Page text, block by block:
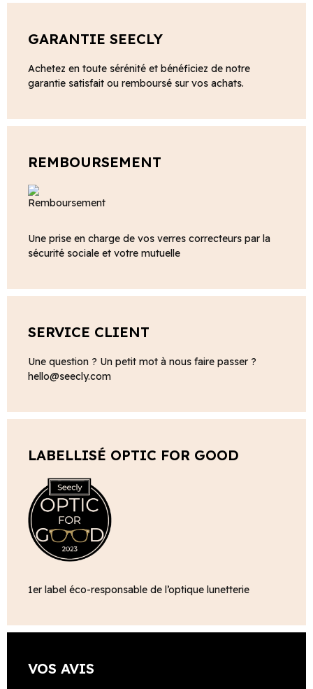
GARANTIE SEECLY
Achetez en toute sérénité et bénéficiez de notre
garantie satisfait ou remboursé sur vos achats.
REMBOURSEMENT
Une prise en charge de vos verres correcteurs par la
sécurité sociale et votre mutuelle
SERVICE CLIENT
Une question ? Un petit mot à nous faire passer ?
hello@seecly.com
LABELLISÉ OPTIC FOR GOOD
1er label éco-responsable de l’optique lunetterie
VOS AVIS